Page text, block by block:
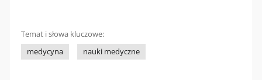
Temat i słowa kluczowe:
medycyna
nauki medyczne